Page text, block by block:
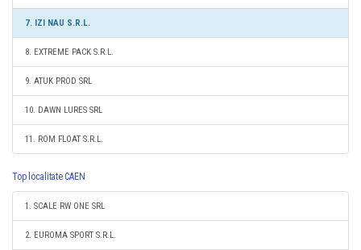
7. IZI NAU S.R.L.
8. EXTREME PACK S.R.L.
9. ATUK PROD SRL
10. DAWN LURES SRL
11. ROM FLOAT S.R.L.
Top localitate CAEN
1. SCALE RW ONE SRL
2. EUROMA SPORT S.R.L.